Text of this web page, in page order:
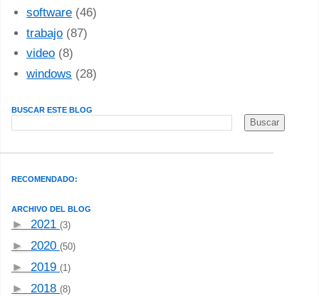
software (46)
trabajo (87)
video (8)
windows (28)
BUSCAR ESTE BLOG
RECOMENDADO:
ARCHIVO DEL BLOG
► 2021 (3)
► 2020 (50)
► 2019 (1)
► 2018 (8)